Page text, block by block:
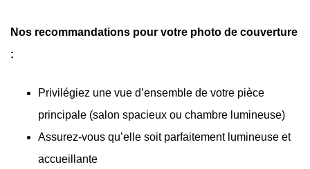
Nos recommandations pour votre photo de couverture
:
Privilégiez une vue d’ensemble de votre pièce
principale (salon spacieux ou chambre lumineuse)
Assurez-vous qu’elle soit parfaitement lumineuse et
accueillante